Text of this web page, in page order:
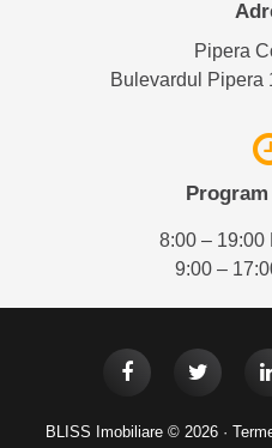
Pipera
Bulevardul Pipera
8:00 – 19:00
9:00 –
BLISS Imobiliare © 2026 ·